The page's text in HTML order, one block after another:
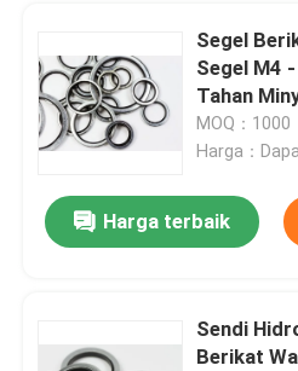
Segel
Segel M4
Tahan
MOQ：1000
Harga：
Harga terbaik
Sendi
Berikat